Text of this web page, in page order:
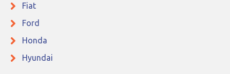
Fiat
Ford
Honda
Hyundai